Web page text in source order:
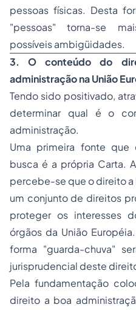
pessoas físicas. Desta
"pessoas" torna-se
possíveis ambigüidades.
3. O conteúdo do
administração na União
Tendo sido positivado,
determinar qual é o
administração.
Uma primeira fonte que
busca é a própria Carta.
percebe-se que o direito
um conjunto de direitos
proteger os interesses
órgãos da União
forma "guarda-chuva"
jurisprudencial deste
Pela fundamentação
direito a boa